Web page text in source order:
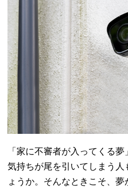
「家に不審者が入ってくる
気持ちが尾を引いてしまう人
ょうか。そんなときこそ、